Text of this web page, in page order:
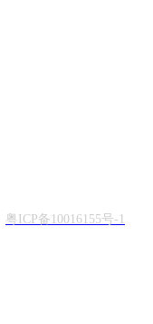
粤ICP备10016155号-1